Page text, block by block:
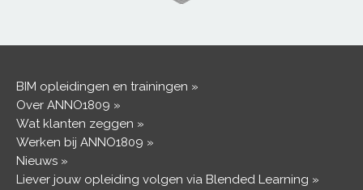
BIM opleidingen en trainingen
Over ANNO1809
Wat klanten zeggen
Werken bij ANNO1809
Nieuws
Liever jouw opleiding volgen via Blended Learning